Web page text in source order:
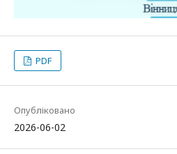
PDF
Опубліковано
2026-06-02